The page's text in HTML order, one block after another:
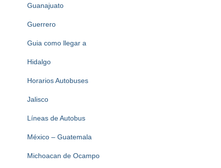
Guanajuato
Guerrero
Guia como llegar a
Hidalgo
Horarios Autobuses
Jalisco
Líneas de Autobus
México – Guatemala
Michoacan de Ocampo